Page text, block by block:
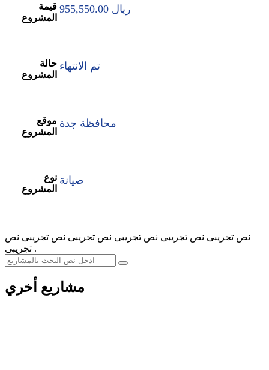
قيمة
المشروع
955,550.00 ريال
حالة
المشروع
تم الانتهاء
موقع
المشروع
محافظة جدة
نوع
المشروع
صيانة
نص تجريبى نص تجريبى نص تجريبى نص تجريبى نص تجريبى نص
تجريبى .
مشاريع أخري